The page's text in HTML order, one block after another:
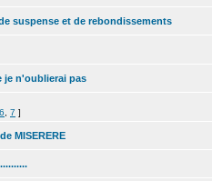
suspense et de rebondissements
je n'oublierai pas
6 7 ]
MISERERE